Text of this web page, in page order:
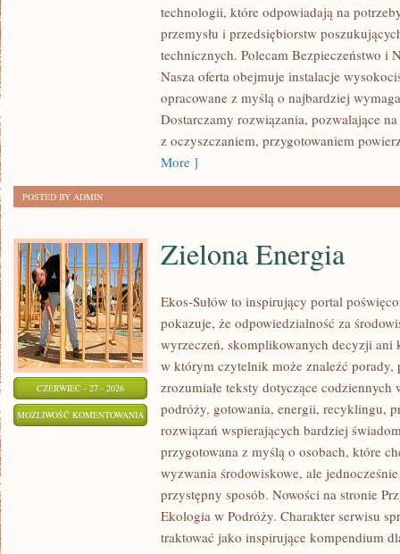
technologii, które odpowiadają na
przemysłu i przedsiębiorstw
technicznych. Polecam Bezpieczeństwo i
Nasza oferta obejmuje instalacje
opracowane z myślą o najbardziej
Dostarczamy rozwiązania, pozwalające
z oczyszczaniem, przygotowaniem
More ]
POSTED BY ADMIN
CZERWIEC - 27 - 2026
MOŻLIWOŚĆ KOMENTOWANIA ZIELONA
ENERGIA
Zielona Energia
Ekos-Sułów to inspirujący portal
pokazuje, że odpowiedzialność za
wyrzeczeń, skomplikowanych decyzji ani
w którym czytelnik może znaleźć porady,
zrozumiałe teksty dotyczące
podróży, gotowania, energii, recyklingu,
rozwiązań wspierających bardziej
przygotowana z myślą o osobach, które
wyzwania środowiskowe, ale
przystępny sposób. Nowości na stronie
Ekologia w Podróży. Charakter serwisu
traktować jako inspirujące kompendium